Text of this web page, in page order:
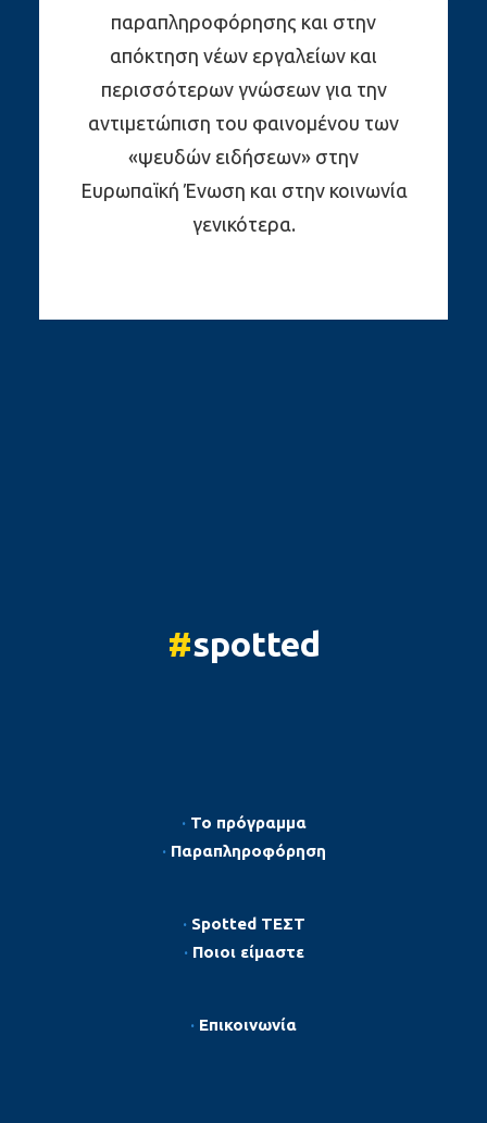
παραπληροφόρησης και στην
απόκτηση νέων εργαλείων και
περισσότερων γνώσεων για την
αντιμετώπιση του φαινομένου των
«ψευδών ειδήσεων» στην
Ευρωπαϊκή Ένωση και στην κοινωνία
γενικότερα.
#spotted
· Το πρόγραμμα
· Παραπληροφόρηση
· Spotted ΤΕΣΤ
· Ποιοι είμαστε
· Επικοινωνία